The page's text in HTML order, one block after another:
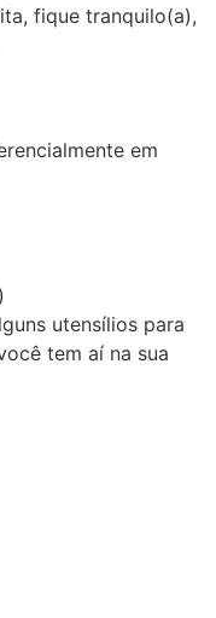
fique tranquilo(a),
em
utensílios para
tem aí na sua